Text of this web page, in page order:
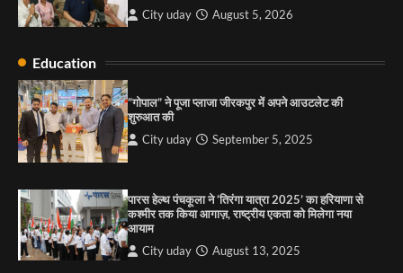
2
3
कार्यक्रम आयोजित
की कसम: देवशाली
City uday August 6, 2025
City uday August 5, 2026
Education
“गोपाल” ने पूजा प्लाजा जीरकपुर में अपने आउटलेट की
शुरुआत की
City uday September 5, 2025
पारस हेल्थ पंचकूला ने ‘तिरंगा यात्रा 2025’ का हरियाणा से
कश्मीर तक किया आगाज़, राष्ट्रीय एकता को मिलेगा नया
आयाम
City uday August 13, 2025